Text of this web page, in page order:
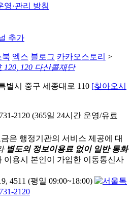
영·관리 방침
추가
북 엑스 블로그 카카오스토리 >
120, 120 다산콜재단
별시 중구 세종대로 110 [찾아오시
2120 (365일 24시간 운영/유료
은 행정기관의 서비스 제공에 대
별도의 정보이용료 없이 일반 통화
이용시 본인이 가입한 이동통신사
4511 (평일 09:00~18:00)
2120